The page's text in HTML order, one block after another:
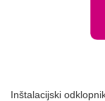
Inštalacijski